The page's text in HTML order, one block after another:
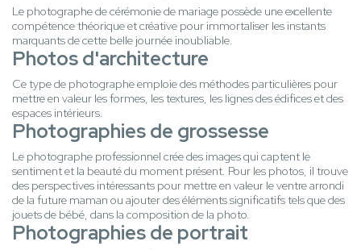
Le photographe de cérémonie de mariage possède une excellente
compétence théorique et créative pour immortaliser les instants
marquants de cette belle journée inoubliable.
Photos d'architecture
Ce type de photographe emploie des méthodes particulières pour
mettre en valeur les formes, les textures, les lignes des édifices et des
espaces intérieurs.
Photographies de grossesse
Le photographe professionnel crée des images qui captent le
sentiment et la beauté du moment présent. Pour les photos, il trouve
des perspectives intéressants pour mettre en valeur le ventre arrondi
de la future maman ou ajouter des éléments significatifs tels que des
jouets de bébé, dans la composition de la photo.
Photographies de portrait